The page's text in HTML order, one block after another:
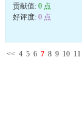
贡献值: 0 点
好评度: 0 点
<< 4 5 6 7 8 9 10 11